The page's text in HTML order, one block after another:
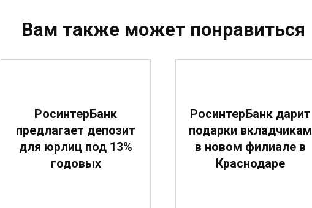
Вам также может понравиться
РосинтерБанк
предлагает депозит
для юрлиц под 13%
годовых
РосинтерБанк дарит
подарки вкладчикам
в новом филиале в
Краснодаре